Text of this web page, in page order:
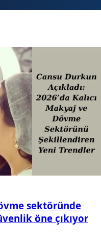
sektöründe
öne çıkıyor